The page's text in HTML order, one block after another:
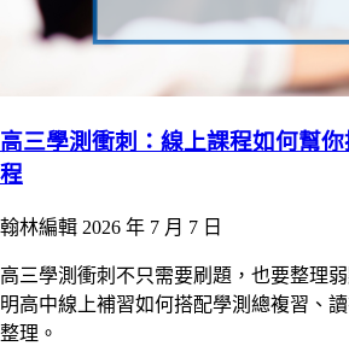
高三學測衝刺：線上課程如何幫
程
翰林編輯 2026 年 7 月 7 日
高三學測衝刺不只需要刷題，也要整理
明高中線上補習如何搭配學測總複習、
整理。